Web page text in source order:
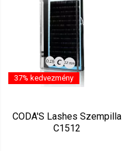
37% kedvezmény
CODA'S Lashes Szempilla
C1512